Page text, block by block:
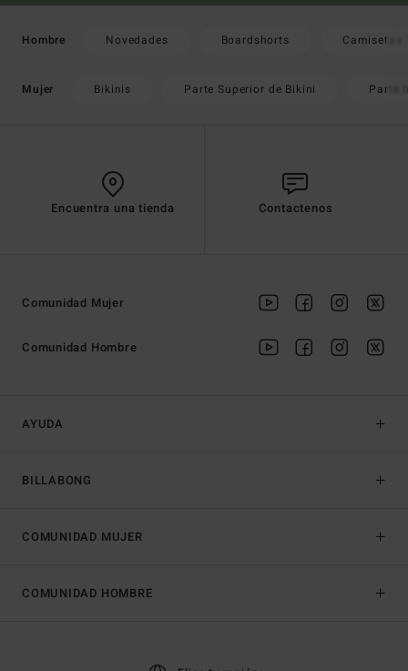
Hombre Novedades Boardshorts Camisetas
Mujer Bikinis Parte Superior de Bikini Parte
Encuentra una tienda Contactenos
AYUDA
BILLABONG
Comunidad Mujer
Comunidad Hombre
COMUNIDAD MUJER
COMUNIDAD HOMBRE